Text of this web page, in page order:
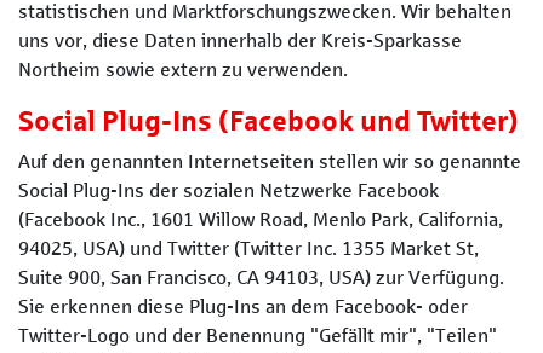
statistischen und Marktforschungszwecken. Wir behalten
uns vor, diese Daten innerhalb der Kreis-Sparkasse
Northeim sowie extern zu verwenden.
Social Plug-Ins (Facebook und Twitter)
Auf den genannten Internetseiten stellen wir so genannte
Social Plug-Ins der sozialen Netzwerke Facebook
(Facebook Inc., 1601 Willow Road, Menlo Park, California,
94025, USA) und Twitter (Twitter Inc. 1355 Market St,
Suite 900, San Francisco, CA 94103, USA) zur Verfügung.
Sie erkennen diese Plug-Ins an dem Facebook- oder
Twitter-Logo und der Benennung "Gefällt mir", "Teilen"